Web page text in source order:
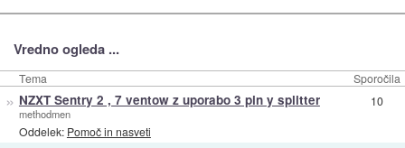
Vredno ogleda ...
Tema Sporočila
» NZXT Sentry 2 , 7 ventow z uporabo 3 pin y splitter
methodmen
Oddelek: Pomoč in nasveti
10